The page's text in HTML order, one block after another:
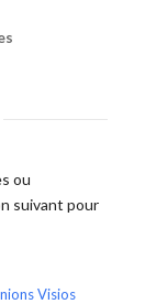
ou
suivant pour
Visios